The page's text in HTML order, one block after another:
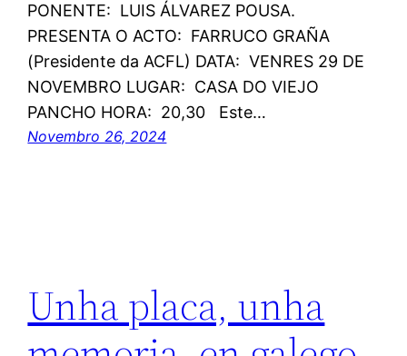
PONENTE: LUIS ÁLVAREZ POUSA.
PRESENTA O ACTO: FARRUCO GRAÑA
(Presidente da ACFL) DATA: VENRES 29 DE
NOVEMBRO LUGAR: CASA DO VIEJO
PANCHO HORA: 20,30 Este…
Novembro 26, 2024
Unha placa, unha